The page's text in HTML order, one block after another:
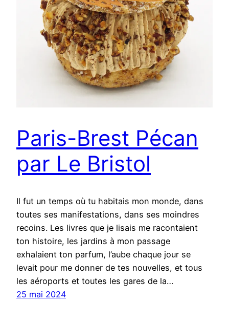
Paris-Brest Pécan
par Le Bristol
Il fut un temps où tu habitais mon monde, dans
toutes ses manifestations, dans ses moindres
recoins. Les livres que je lisais me racontaient
ton histoire, les jardins à mon passage
exhalaient ton parfum, l’aube chaque jour se
levait pour me donner de tes nouvelles, et tous
les aéroports et toutes les gares de la…
25 mai 2024